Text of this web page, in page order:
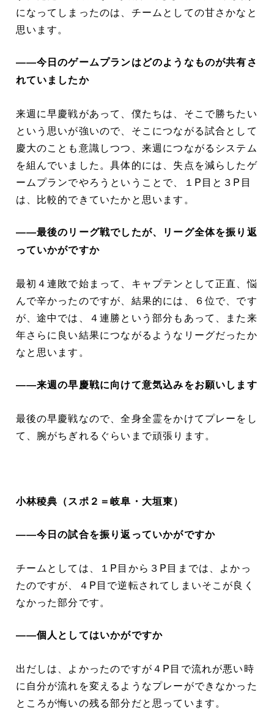
になってしまったのは、チームとしての甘さかなと
思います。
――今日のゲームプランはどのようなものが共有さ
れていましたか
来週に早慶戦があって、僕たちは、そこで勝ちたい
という思いが強いので、そこにつながる試合として
慶大のことも意識しつつ、来週につながるシステム
を組んでいました。具体的には、失点を減らしたゲ
ームプランでやろうということで、１P目と３P目
は、比較的できていたかと思います。
――最後のリーグ戦でしたが、リーグ全体を振り返
っていかがですか
最初４連敗で始まって、キャプテンとして正直、悩
んで辛かったのですが、結果的には、６位で、です
が、途中では、４連勝という部分もあって、また来
年さらに良い結果につながるようなリーグだったか
なと思います。
――来週の早慶戦に向けて意気込みをお願いします
最後の早慶戦なので、全身全霊をかけてプレーをし
て、腕がちぎれるぐらいまで頑張ります。
小林稜典（スポ２＝岐阜・大垣東）
――今日の試合を振り返っていかがですか
チームとしては、１P目から３P目までは、よかっ
たのですが、４P目で逆転されてしまいそこが良く
なかった部分です。
――個人としてはいかがですか
出だしは、よかったのですが４P目で流れが悪い時
に自分が流れを変えるようなプレーができなかった
ところが悔いの残る部分だと思っています。